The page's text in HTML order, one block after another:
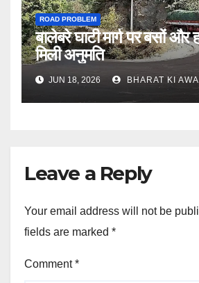
ROAD PROBLEM
बालेबरे घाटी मार्ग पर बसों और
मिली अनुमति
JUN 18, 2026 BHARAT KI
Leave a Reply
Your email address will not be
fields are marked *
Comment*